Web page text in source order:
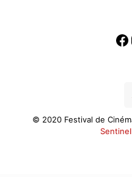
© 2020 Festival de